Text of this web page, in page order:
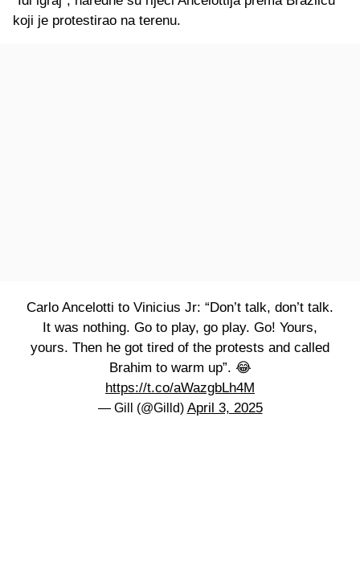
koji je protestirao na terenu.
Carlo Ancelotti to Vinicius Jr: “Don’t talk, don’t talk.
It was nothing. Go to play, go play. Go! Yours,
yours. Then he got tired of the protests and called
Brahim to warm up”. 😂
https://t.co/aWazgbLh4M
— Gill (@Gilld) April 3, 2025